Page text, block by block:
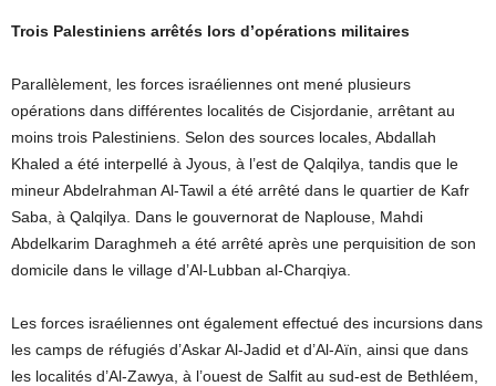
Trois Palestiniens arrêtés lors d’opérations militaires
Parallèlement, les forces israéliennes ont mené plusieurs
opérations dans différentes localités de Cisjordanie, arrêtant au
moins trois Palestiniens. Selon des sources locales, Abdallah
Khaled a été interpellé à Jyous, à l’est de Qalqilya, tandis que le
mineur Abdelrahman Al-Tawil a été arrêté dans le quartier de Kafr
Saba, à Qalqilya. Dans le gouvernorat de Naplouse, Mahdi
Abdelkarim Daraghmeh a été arrêté après une perquisition de son
domicile dans le village d’Al-Lubban al-Charqiya.
Les forces israéliennes ont également effectué des incursions dans
les camps de réfugiés d’Askar Al-Jadid et d’Al-Aïn, ainsi que dans
les localités d’Al-Zawya, à l’ouest de Salfit au sud-est de Bethléem,